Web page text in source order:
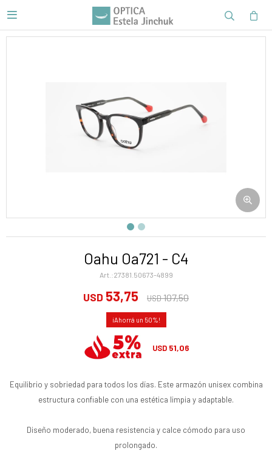

Oahu Oa721 - C4
27381.50673-4899
USD 53,75 USD107,50
50
USD 51,06
Equilibrio y sobriedad para todos los días. Este armazón unisex combina
estructura confiable con una estética limpia y adaptable.
Diseño moderado, buena resistencia y calce cómodo para uso
prolongado.